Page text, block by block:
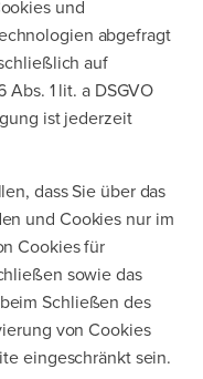
und
abgefragt
auf
1 lit. a DSGVO
ist jederzeit
dass Sie über das
und Cookies nur im
Cookies für
sowie das
Schließen des
von Cookies
eingeschränkt sein.